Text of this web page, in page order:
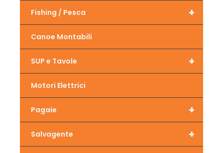
+
Fishing / Pesca
Canoe Montabili
+
SUP e Tavole
Motori Elettrici
+
Pagaie
+
Salvagente